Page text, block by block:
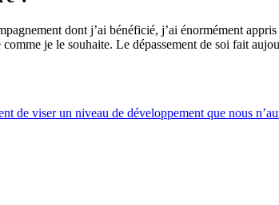
dont j’ai bénéficié, j’ai énormément
je le souhaite. Le dépassement de soi fait
de viser un niveau de développement que nous